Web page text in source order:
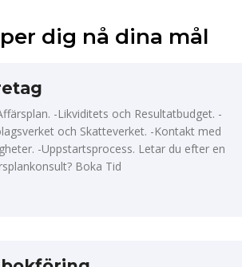
dig nå dina mål
-Likviditets och Resultatbudget. -
och Skatteverket. -Kontakt med
-Uppstartsprocess. Letar du efter en
Boka Tid